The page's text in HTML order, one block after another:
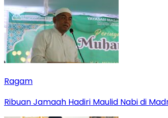
Ragam
Ribuan Jamaah Hadiri Maulid Nabi di